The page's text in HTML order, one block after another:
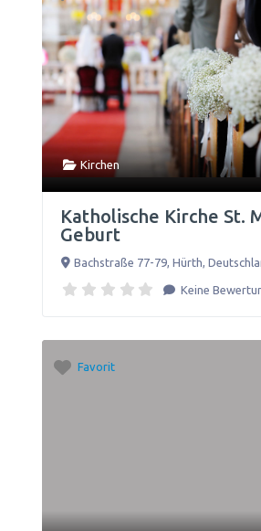
Kirchen
Katholische Kirche St.
Geburt
Bachstraße 77-79, Hürth
Keine
Favorit